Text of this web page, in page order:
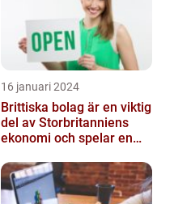
16 januari 2024
Brittiska bolag är en viktig
del av Storbritanniens
ekonomi och spelar en
landets...